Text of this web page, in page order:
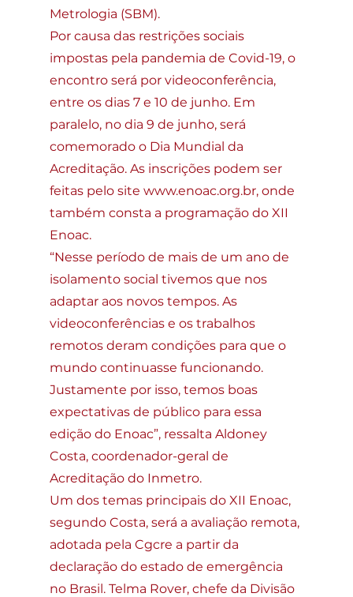
Metrologia (SBM).
Por causa das restrições sociais
impostas pela pandemia de Covid-19, o
encontro será por videoconferência,
entre os dias 7 e 10 de junho. Em
paralelo, no dia 9 de junho, será
comemorado o Dia Mundial da
Acreditação. As inscrições podem ser
feitas pelo site www.enoac.org.br, onde
também consta a programação do XII
Enoac.
“Nesse período de mais de um ano de
isolamento social tivemos que nos
adaptar aos novos tempos. As
videoconferências e os trabalhos
remotos deram condições para que o
mundo continuasse funcionando.
Justamente por isso, temos boas
expectativas de público para essa
edição do Enoac”, ressalta Aldoney
Costa, coordenador-geral de
Acreditação do Inmetro.
Um dos temas principais do XII Enoac,
segundo Costa, será a avaliação remota,
adotada pela Cgcre a partir da
declaração do estado de emergência
no Brasil. Telma Rover, chefe da Divisão